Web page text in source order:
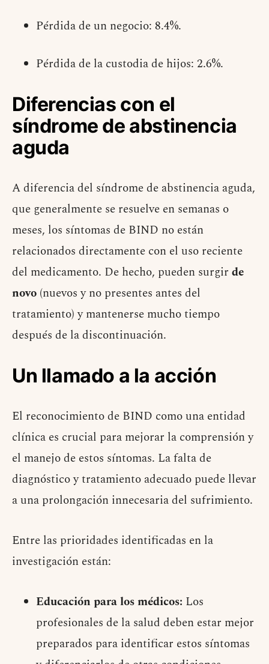
Pérdida de un negocio: 8.4%.
Pérdida de la custodia de hijos: 2.6%.
Diferencias con el
síndrome de abstinencia
aguda
A diferencia del síndrome de abstinencia aguda,
que generalmente se resuelve en semanas o
meses, los síntomas de BIND no están
relacionados directamente con el uso reciente
del medicamento. De hecho, pueden surgir de
novo (nuevos y no presentes antes del
tratamiento) y mantenerse mucho tiempo
después de la discontinuación.
Un llamado a la acción
El reconocimiento de BIND como una entidad
clínica es crucial para mejorar la comprensión y
el manejo de estos síntomas. La falta de
diagnóstico y tratamiento adecuado puede llevar
a una prolongación innecesaria del sufrimiento.
Entre las prioridades identificadas en la
investigación están:
Educación para los médicos: Los
profesionales de la salud deben estar mejor
preparados para identificar estos síntomas